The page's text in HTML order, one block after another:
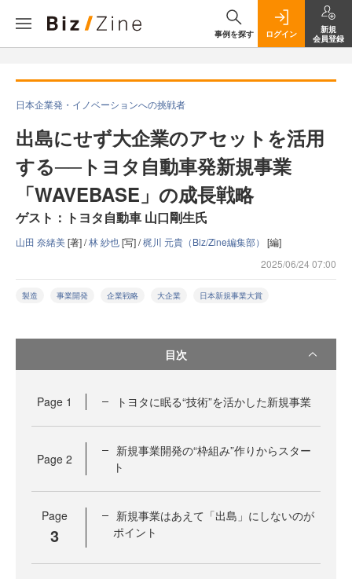
事例を探す ログイン
新規
会員登録
日本企業発・イノベーションへの挑戦者
出島にせず大企業のアセットを活用
する──トヨタ自動車発新規事業
「WAVEBASE」の成長戦略
ゲスト：トヨタ自動車 山口剛生氏
山田 奈緒美[著] /林 紗也[写] /梶川 元貴（Biz/Zine編集部） [編]
2025/06/24 07:00
製造 事業開発 企業戦略 大企業 日本新規事業大賞
目次
Page 1 トヨタに眠る“技術”を活かした新規事業
Page 2
新規事業開発の“枠組み”作りからスター
ト
Page
3
新規事業はあえて「出島」にしないのが
ポイント